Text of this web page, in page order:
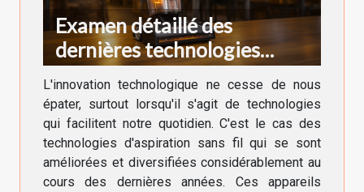
Examen détaillé des
dernières technologies
d'aspiration sans fil
L'innovation technologique ne cesse de nous
épater, surtout lorsqu'il s'agit de technologies
qui facilitent notre quotidien. C'est le cas des
technologies d'aspiration sans fil qui se sont
améliorées et diversifiées considérablement au
cours des dernières années. Ces appareils